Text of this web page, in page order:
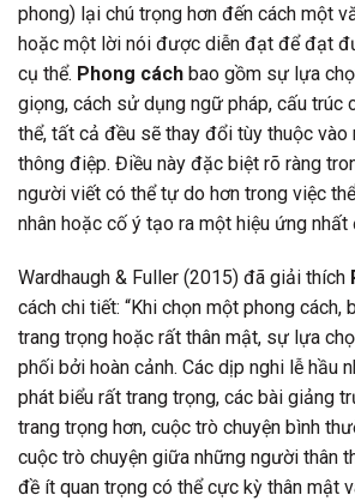
phong) lại chú trọng hơn đến cách một
hoặc một lời nói được diễn đạt để đạt
cụ thể. Phong cách bao gồm sự lựa
giọng, cách sử dụng ngữ pháp, cấu trúc
thể, tất cả đều sẽ thay đổi tùy thuộc
thông điệp. Điều này đặc biệt rõ ràng
người viết có thể tự do hơn trong việc
nhân hoặc cố ý tạo ra một hiệu ứng
Wardhaugh & Fuller (2015) đã giải thích
cách chi tiết: “Khi chọn một phong cách,
trang trọng hoặc rất thân mật, sự lựa
phối bởi hoàn cảnh. Các dịp nghi lễ hầu
phát biểu rất trang trọng, các bài giảng
trang trọng hơn, cuộc trò chuyện bình
cuộc trò chuyện giữa những người thân
đề ít quan trọng có thể cực kỳ thân mật